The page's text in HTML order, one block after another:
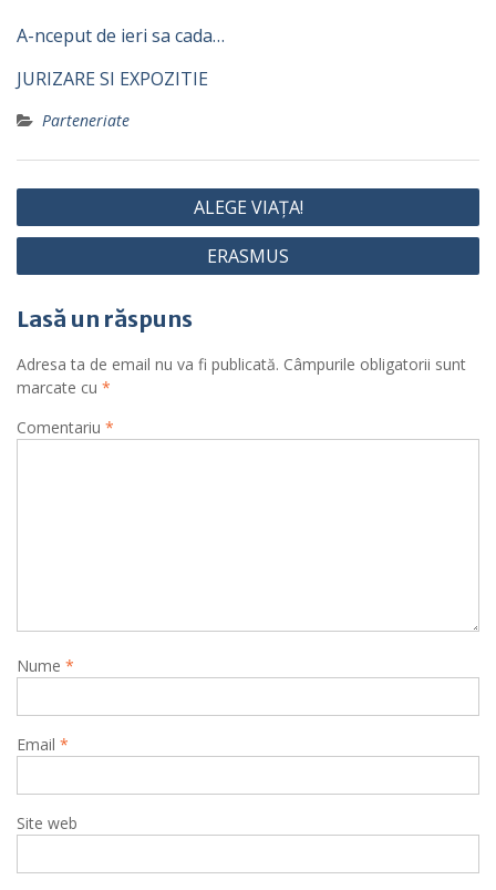
A-nceput de ieri sa cada…
JURIZARE SI EXPOZITIE
Parteneriate
Navigare
în
ALEGE VIAȚA!
ERASMUS
Lasă un răspuns
Adresa ta de email nu va fi publicată. Câmpurile obligatorii sunt
marcate cu *
Comentariu *
Nume *
Email *
Site web